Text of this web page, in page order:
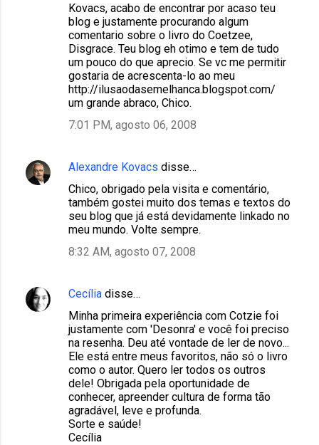
Kovacs, acabo de encontrar por acaso teu
blog e justamente procurando algum
comentario sobre o livro do Coetzee,
Disgrace. Teu blog eh otimo e tem de tudo
um pouco do que aprecio. Se vc me permitir
gostaria de acrescenta-lo ao meu
http://ilusaodasemelhanca.blogspot.com/
um grande abraco, Chico.
7:01 PM, agosto 06, 2008
Alexandre Kovacs disse…
Chico, obrigado pela visita e comentário,
também gostei muito dos temas e textos do
seu blog que já está devidamente linkado no
meu mundo. Volte sempre.
8:32 AM, agosto 07, 2008
Cecília disse…
Minha primeira experiência com Cotzie foi
justamente com 'Desonra' e você foi preciso
na resenha. Deu até vontade de ler de novo...
Ele está entre meus favoritos, não só o livro
como o autor. Quero ler todos os outros
dele! Obrigada pela oportunidade de
conhecer, apreender cultura de forma tão
agradável, leve e profunda.
Sorte e saúde!
Cecília